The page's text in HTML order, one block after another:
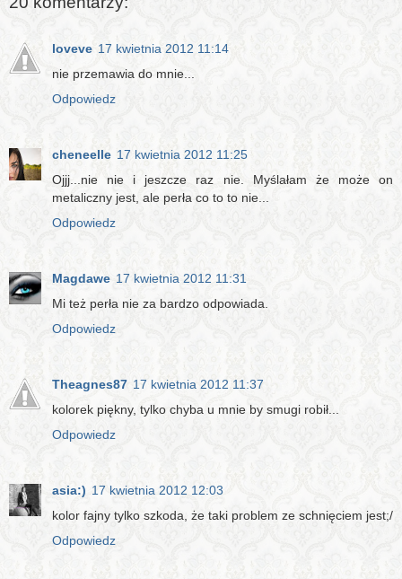
loveve 17 kwietnia 2012 11:14
nie przemawia do mnie...
Odpowiedz
cheneelle 17 kwietnia 2012 11:25
Ojjj...nie nie i jeszcze raz nie. Myślałam że może on
metaliczny jest, ale perła co to to nie...
Odpowiedz
Magdawe 17 kwietnia 2012 11:31
Mi też perła nie za bardzo odpowiada.
Odpowiedz
Theagnes87 17 kwietnia 2012 11:37
kolorek piękny, tylko chyba u mnie by smugi robił...
Odpowiedz
asia:) 17 kwietnia 2012 12:03
kolor fajny tylko szkoda, że taki problem ze schnięciem jest;/
Odpowiedz